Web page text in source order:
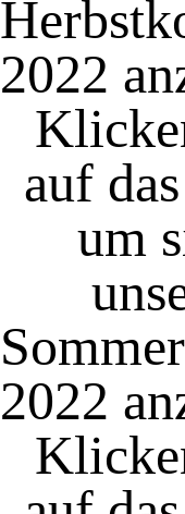
2022
auf
um
2022